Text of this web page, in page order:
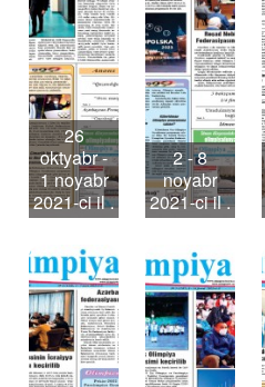
26
oktyabr -
1 noyabr
2021-ci il .
2 - 8
noyabr
2021-ci il .